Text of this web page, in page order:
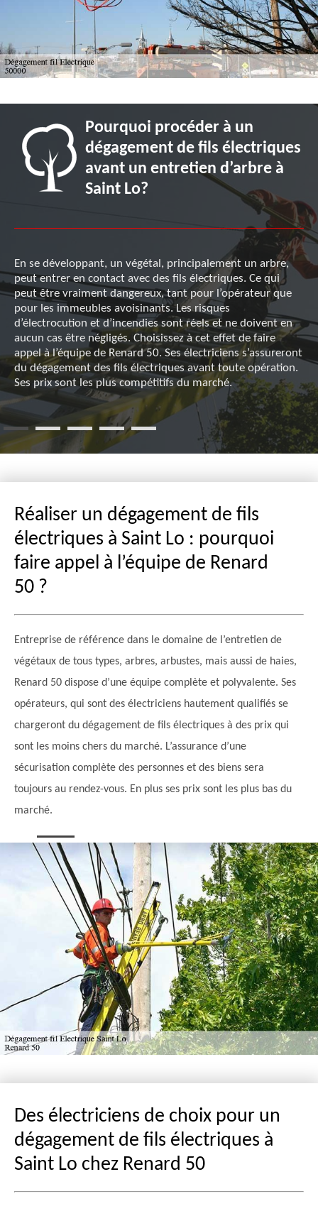
Pourquoi procéder à un
dégagement de fils électriques
avant un entretien d’arbre à
Saint Lo?
En se développant, un végétal, principalement un arbre,
peut entrer en contact avec des fils électriques. Ce qui
peut être vraiment dangereux, tant pour l’opérateur que
pour les immeubles avoisinants. Les risques
d’électrocution et d’incendies sont réels et ne doivent en
aucun cas être négligés. Choisissez à cet effet de faire
appel à l’équipe de Renard 50. Ses électriciens s’assureront
du dégagement des fils électriques avant toute opération.
Ses prix sont les plus compétitifs du marché.
Réaliser un dégagement de fils
électriques à Saint Lo : pourquoi
faire appel à l’équipe de Renard
50 ?
Entreprise de référence dans le domaine de l’entretien de
végétaux de tous types, arbres, arbustes, mais aussi de haies,
Renard 50 dispose d’une équipe complète et polyvalente. Ses
opérateurs, qui sont des électriciens hautement qualifiés se
chargeront du dégagement de fils électriques à des prix qui
sont les moins chers du marché. L’assurance d’une
sécurisation complète des personnes et des biens sera
toujours au rendez-vous. En plus ses prix sont les plus bas du
marché.
Des électriciens de choix pour un
dégagement de fils électriques à
Saint Lo chez Renard 50